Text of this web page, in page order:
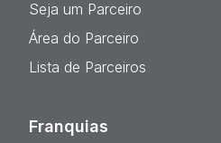
Seja um Parceiro
Área do Parceiro
Lista de Parceiros
Franquias